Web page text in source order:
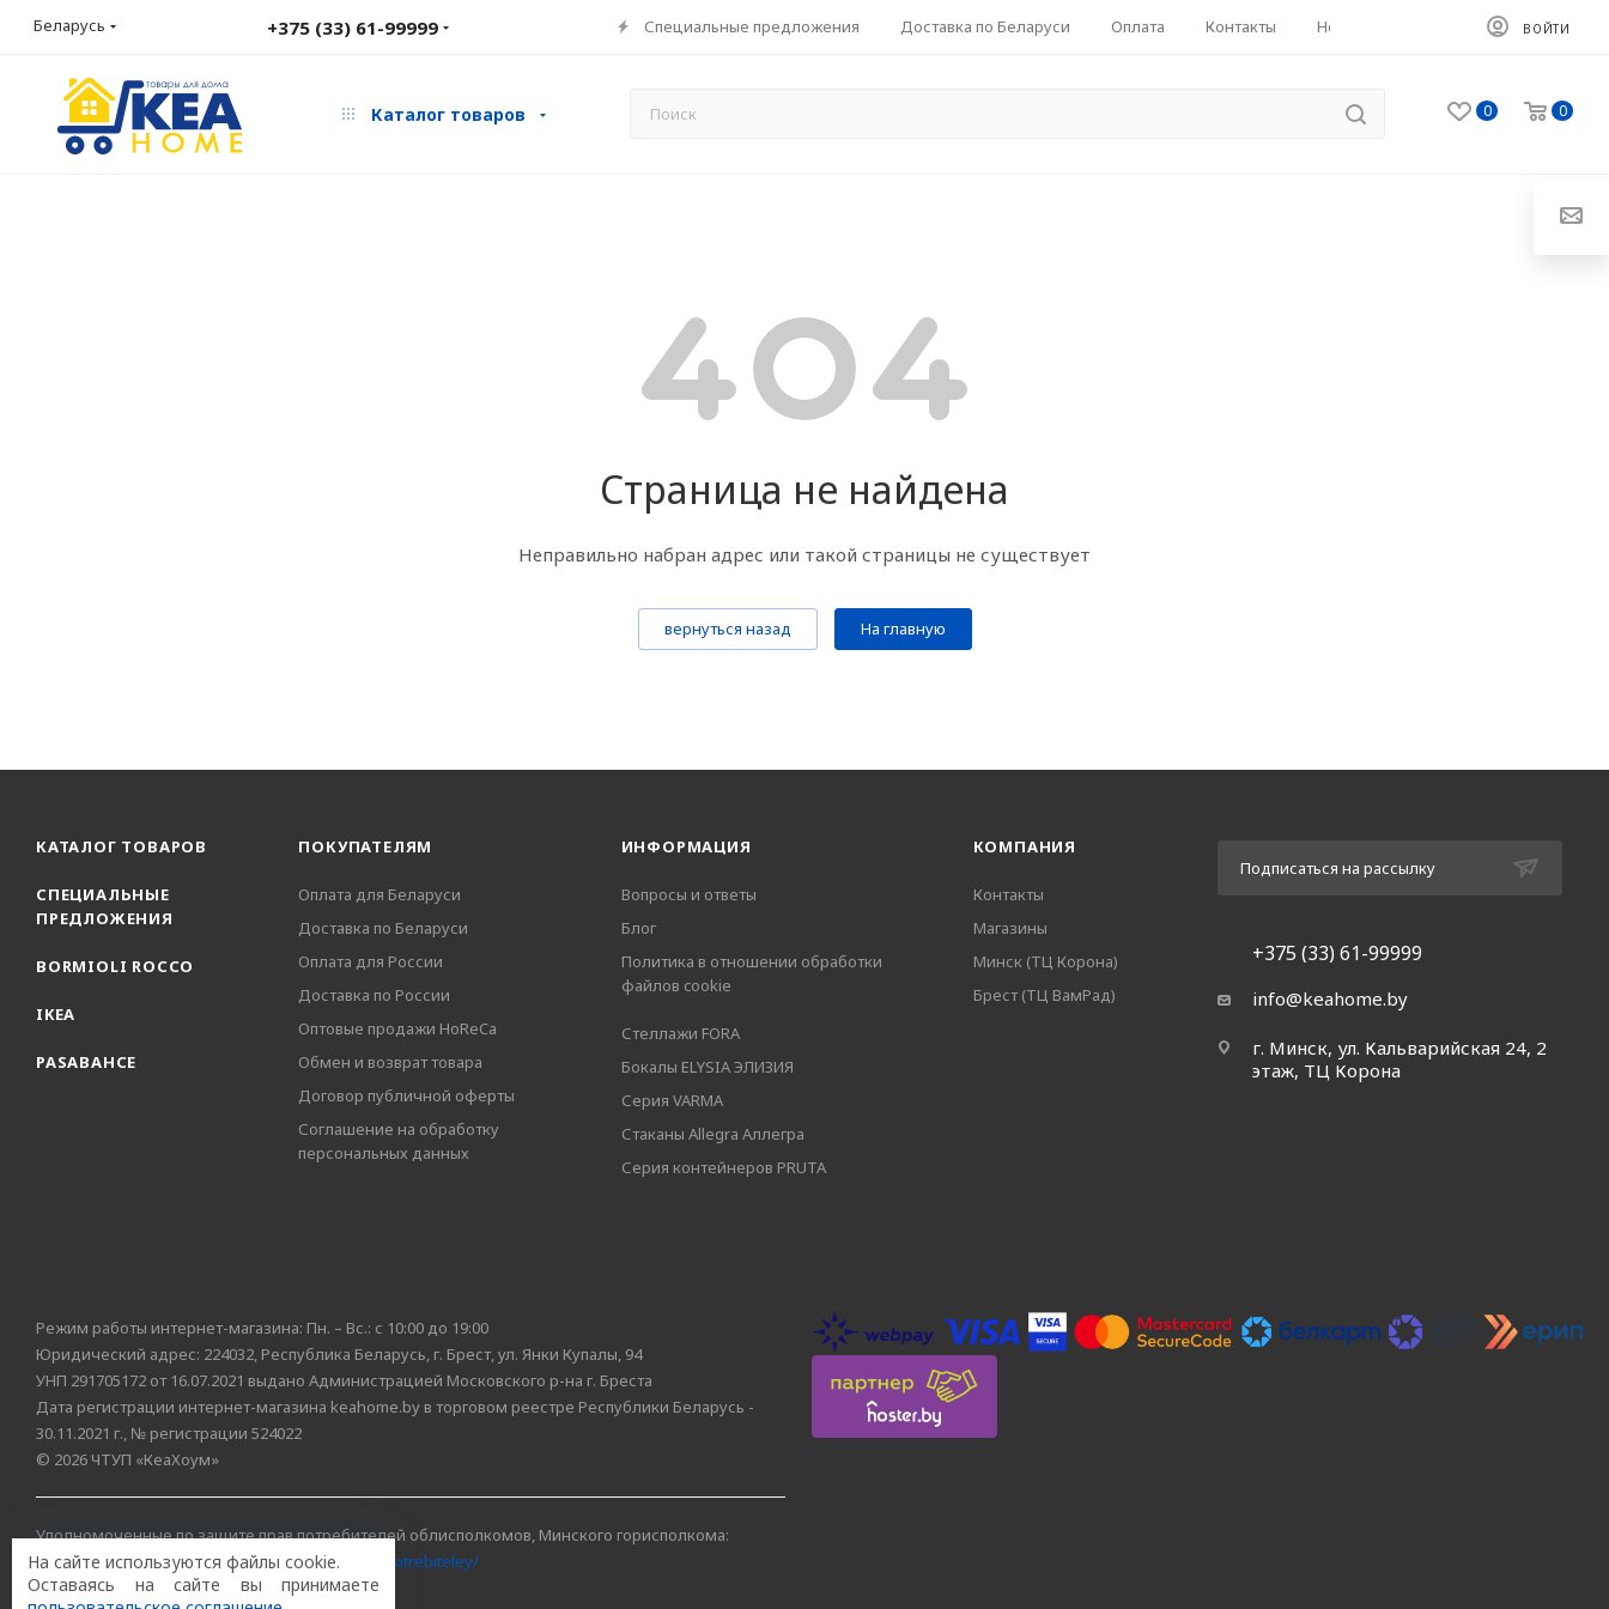
Беларусь +375 (33) 61-99999 Специальные предложения Доставка по Беларуси Оплата Контакты HoReCa ВОЙТИ
Каталог товаров 0 0
Страница не найдена
Неправильно набран адрес или такой страницы не существует
вернуться назад На главную
КАТАЛОГ ТОВАРОВ
СПЕЦИАЛЬНЫЕ
ПРЕДЛОЖЕНИЯ
BORMIOLI ROCCO
IKEA
PASABAHCE
ПОКУПАТЕЛЯМ
Оплата для Беларуси
Доставка по Беларуси
Оплата для России
Доставка по России
Оптовые продажи HoReCa
Обмен и возврат товара
Договор публичной оферты
Соглашение на обработку
персональных данных
ИНФОРМАЦИЯ
Вопросы и ответы
Блог
Политика в отношении обработки
файлов cookie
Стеллажи FORA
Бокалы ELYSIA ЭЛИЗИЯ
Серия VARMA
Стаканы Allegra Аллегра
Серия контейнеров PRUTA
КОМПАНИЯ
Контакты
Магазины
Минск (ТЦ Корона)
Брест (ТЦ ВамРад)
Подписаться на рассылку
+375 (33) 61-99999
info@keahome.by
г. Минск, ул. Кальварийская 24, 2
этаж, ТЦ Корона
Режим работы интернет-магазина: Пн. – Вс.: с 10:00 до 19:00
Юридический адрес: 224032, Республика Беларусь, г. Брест, ул. Янки Купалы, 94
УНП 291705172 от 16.07.2021 выдано Администрацией Московского р-на г. Бреста
Дата регистрации интернет-магазина keahome.by в торговом реестре Республики Беларусь -
30.11.2021 г., № регистрации 524022
© 2026 ЧТУП «КеаХоум»
Уполномоченные по защите прав потребителей облисполкомов, Минского горисполкома:
https://www.mart.gov.by/activity/zashchita-prav-potrebiteley/
БРЕСТСКАЯ ОБЛАСТЬ тел. (80162) 26 97 69;
На сайте используются файлы cookie.
Оставаясь на сайте вы принимаете